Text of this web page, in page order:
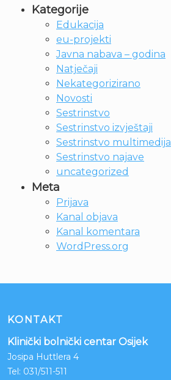
Kategorije
Edukacija
eu-projekti
Javna nabava – godina
Natječaji
Nekategorizirano
Novosti
Sestrinstvo
Sestrinstvo izvještaji
Sestrinstvo multimedija
Sestrinstvo najave
uncategorized
Meta
Prijava
Kanal objava
Kanal komentara
WordPress.org
KONTAKT
Klinički bolnički centar Osijek
Josipa Huttlera 4
Tel: 031/511-511